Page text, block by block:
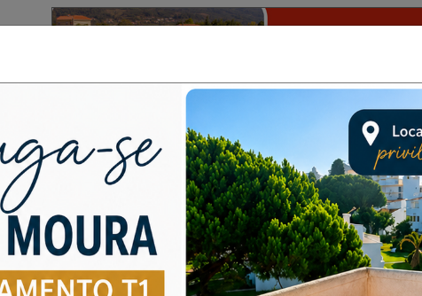
PUB
Desporto Destaque Opinião Última Hora